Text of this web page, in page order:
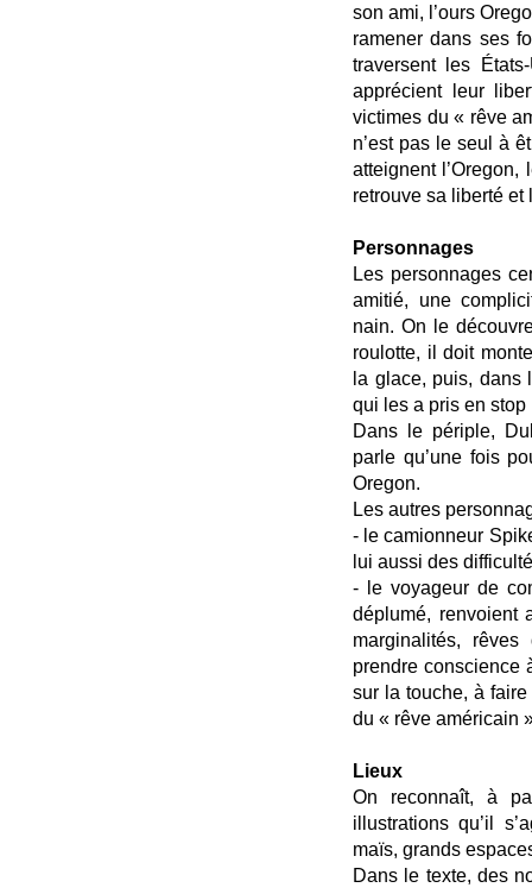
son ami, l’ours
ramener dans ses
traversent les
apprécient leur
victimes du « rêve
n’est pas le seul à
atteignent
retrouve sa liberté et
Personnages
Les personnages
amitié, une
nain. On le
roulotte, il doit
la glace, puis, dans
qui les a pris en stop
Dans le périple,
parle qu’une fois
Oregon.
Les autres
- le camionneur
lui aussi des
- le voyageur de
déplumé, renvoient
marginalités,
prendre conscience
sur la touche, à
du « rêve américain
Lieux
On reconnaît, à
illustrations qu’il
maïs, grands
Dans le texte, des